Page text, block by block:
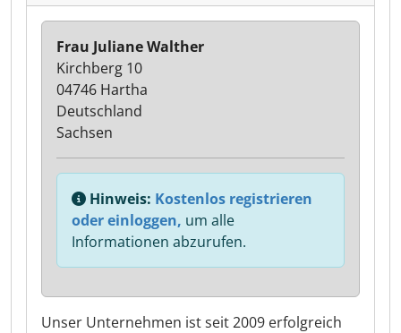
Unser Unternehmen ist seit 2009 erfolgreich
Frau Juliane Walther
Kirchberg 10
04746 Hartha
Deutschland
Sachsen
Hinweis: Kostenlos registrieren
oder einloggen, um alle
Informationen abzurufen.